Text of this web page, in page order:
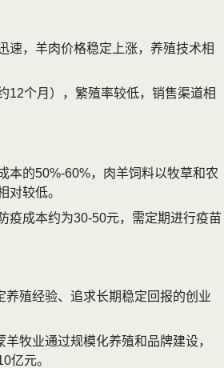
速，羊肉价格稳定上涨，养殖技术相
12个月），繁殖率较低，销售渠道相
本的50%-60%，肉羊饲料以牧草和农
对较低。
疫成本约为30-50元，需定期进行疫苗
养殖经验、追求长期稳定回报的创业
羊牧业通过规模化养殖和品牌建设，
亿元。